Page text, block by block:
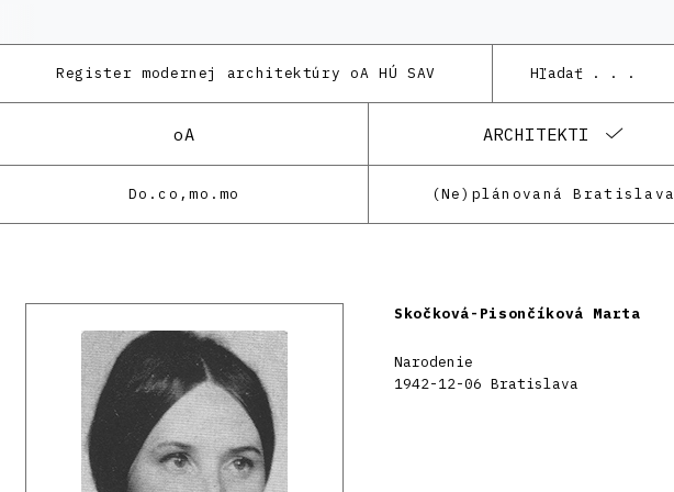
Register modernej architektúry oA HÚ SAV
oA ARCHITEKTI
Do.co,mo.mo (Ne)plánovaná Bratislava
Skočková-Pisončíková Marta
Narodenie
1942-12-06 Bratislava